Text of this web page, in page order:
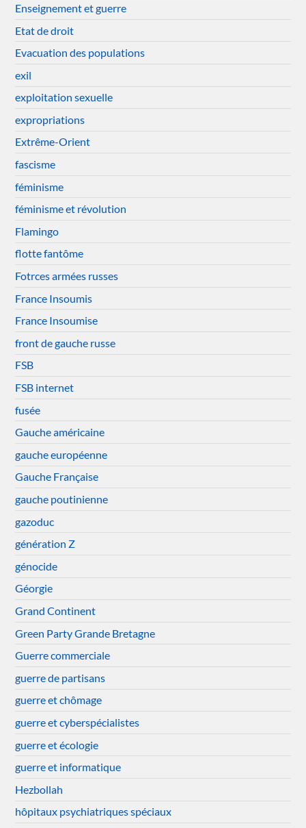
Enseignement et guerre
Etat de droit
Evacuation des populations
exil
exploitation sexuelle
expropriations
Extrême-Orient
fascisme
féminisme
féminisme et révolution
Flamingo
flotte fantôme
Fotrces armées russes
France Insoumis
France Insoumise
front de gauche russe
FSB
FSB internet
fusée
Gauche américaine
gauche européenne
Gauche Française
gauche poutinienne
gazoduc
génération Z
génocide
Géorgie
Grand Continent
Green Party Grande Bretagne
Guerre commerciale
guerre de partisans
guerre et chômage
guerre et cyberspécialistes
guerre et écologie
guerre et informatique
Hezbollah
hôpitaux psychiatriques spéciaux